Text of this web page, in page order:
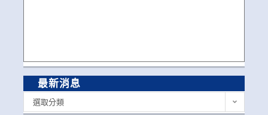
最新消息
選取分類